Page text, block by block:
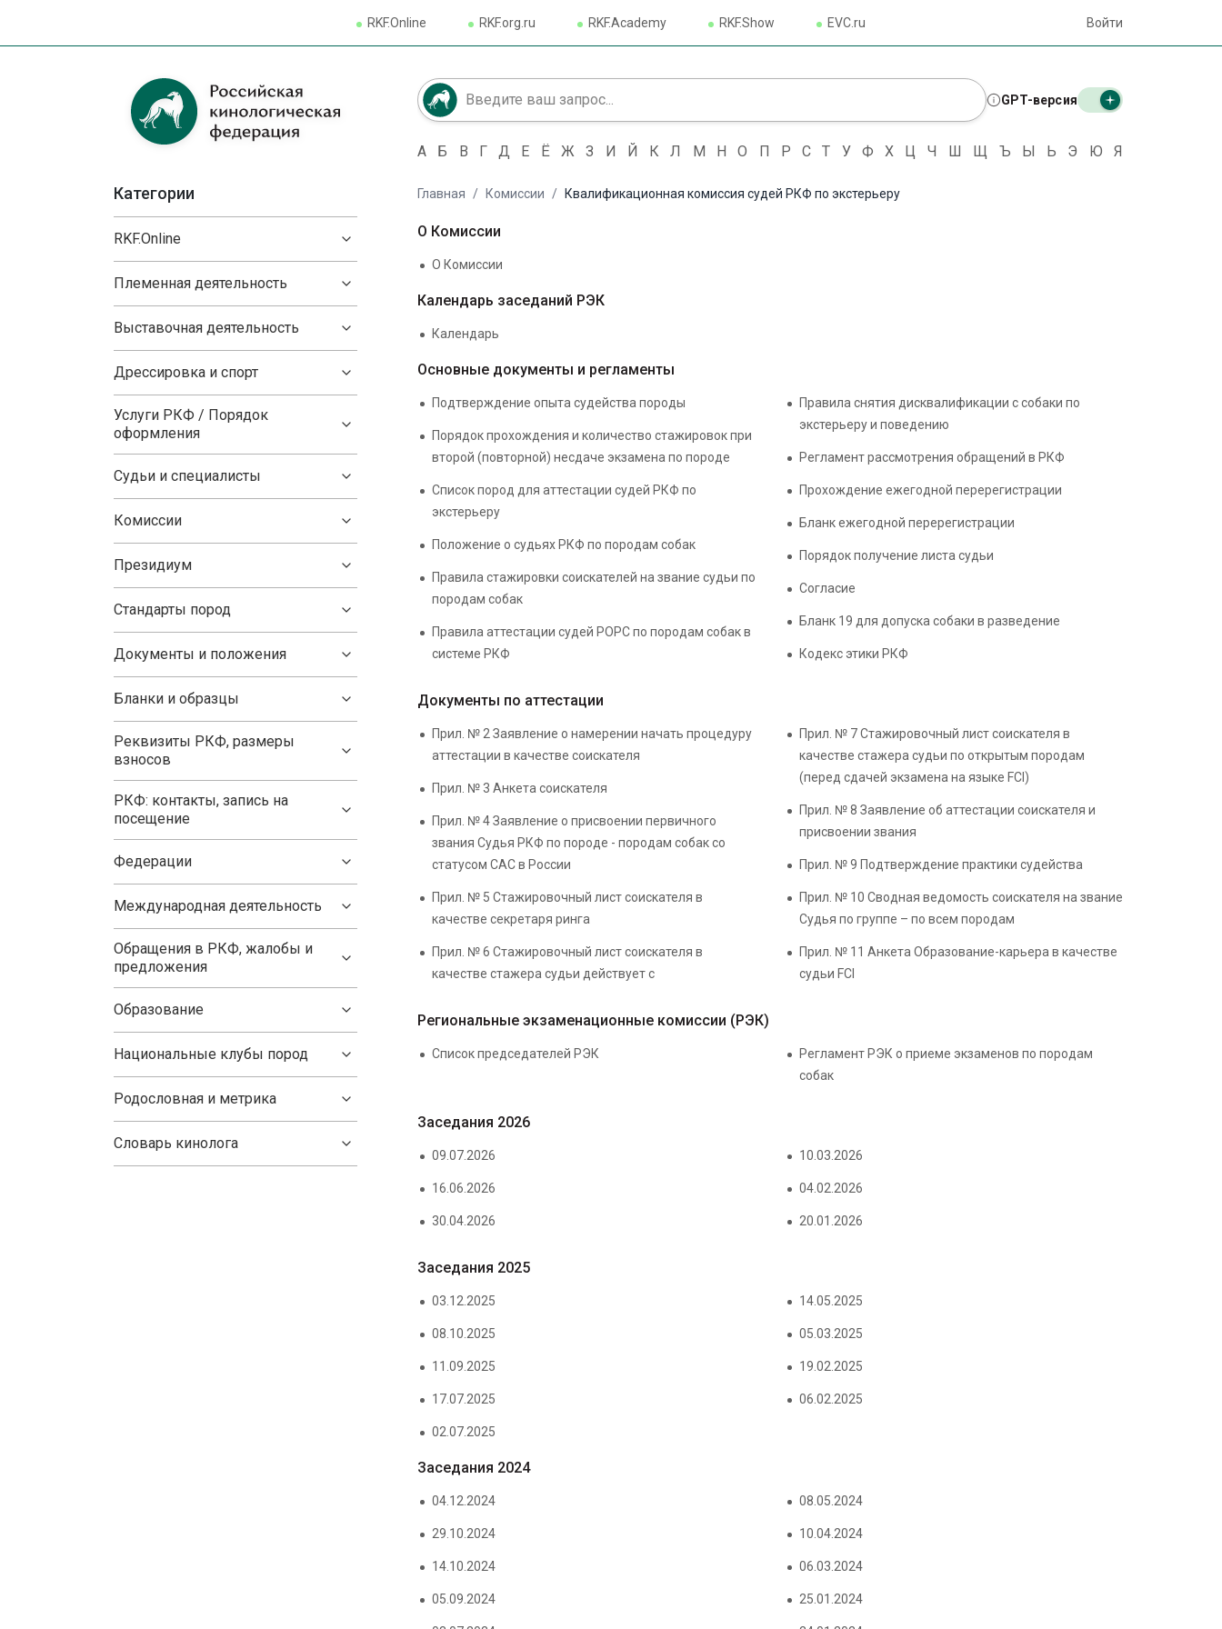
RKF.Online RKF.org.ru RKF.Academy RKF.Show EVC.ru Войти
Категории
RKF.Online
Племенная деятельность
Выставочная деятельность
Дрессировка и спорт
Услуги РКФ / Порядок
оформления
Судьи и специалисты
Комиссии
Президиум
Стандарты пород
Документы и положения
Бланки и образцы
Реквизиты РКФ, размеры
взносов
РКФ: контакты, запись на
посещение
Федерации
Международная деятельность
Обращения в РКФ, жалобы и
предложения
Образование
Национальные клубы пород
Родословная и метрика
Словарь кинолога
GPT-версия
А Б В Г Д Е Ё Ж З И Й К Л М Н О П Р С Т У Ф Х Ц Ч Ш Щ Ъ Ы Ь Э Ю Я
Главная / Комиссии / Квалификационная комиссия судей РКФ по экстерьеру
О Комиссии
О Комиссии
Календарь заседаний РЭК
Календарь
Основные документы и регламенты
Подтверждение опыта судейства породы
Порядок прохождения и количество стажировок при
второй (повторной) несдаче экзамена по породе
Список пород для аттестации судей РКФ по
экстерьеру
Положение о судьях РКФ по породам собак
Правила стажировки соискателей на звание судьи по
породам собак
Правила аттестации судей РОРС по породам собак в
системе РКФ
Правила снятия дисквалификации с собаки по
экстерьеру и поведению
Регламент рассмотрения обращений в РКФ
Прохождение ежегодной перерегистрации
Бланк ежегодной перерегистрации
Порядок получение листа судьи
Согласие
Бланк 19 для допуска собаки в разведение
Кодекс этики РКФ
Документы по аттестации
Прил. № 2 Заявление о намерении начать процедуру
аттестации в качестве соискателя
Прил. № 3 Анкета соискателя
Прил. № 4 Заявление о присвоении первичного
звания Судья РКФ по породе - породам собак со
статусом САС в России
Прил. № 5 Стажировочный лист соискателя в
качестве секретаря ринга
Прил. № 6 Стажировочный лист соискателя в
качестве стажера судьи действует с
Прил. № 7 Стажировочный лист соискателя в
качестве стажера судьи по открытым породам
(перед сдачей экзамена на языке FCI)
Прил. № 8 Заявление об аттестации соискателя и
присвоении звания
Прил. № 9 Подтверждение практики судейства
Прил. № 10 Сводная ведомость соискателя на звание
Судья по группе – по всем породам
Прил. № 11 Анкета Образование-карьера в качестве
судьи FCI
Региональные экзаменационные комиссии (РЭК)
Список председателей РЭК
Регламент РЭК о приеме экзаменов по породам
собак
Заседания 2026
09.07.2026
16.06.2026
30.04.2026
10.03.2026
04.02.2026
20.01.2026
Заседания 2025
03.12.2025
08.10.2025
11.09.2025
17.07.2025
02.07.2025
14.05.2025
05.03.2025
19.02.2025
06.02.2025
Заседания 2024
04.12.2024
29.10.2024
14.10.2024
05.09.2024
08.05.2024
10.04.2024
06.03.2024
25.01.2024